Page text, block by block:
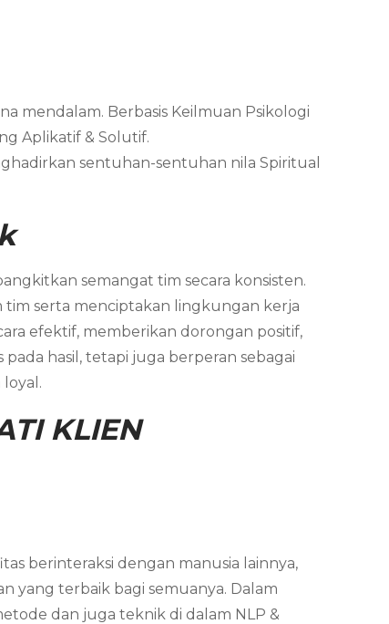
mendalam. Berbasis Keilmuan Psikologi
Aplikatif & Solutif.
sentuhan-sentuhan nila Spiritual
semangat tim secara konsisten.
serta menciptakan lingkungan kerja
efektif, memberikan dorongan positif,
hasil, tetapi juga berperan sebagai
KLIEN
berinteraksi dengan manusia lainnya,
yang terbaik bagi semuanya. Dalam
dan juga teknik di dalam NLP &